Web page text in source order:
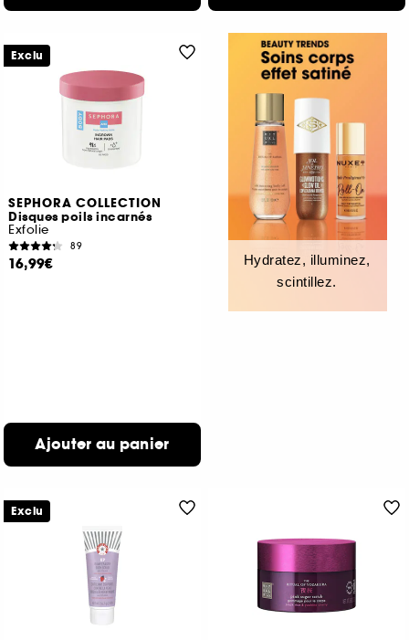
SEPHORA COLLECTION
Disques poils incarnés
Exfolie
89
16,99€
Ajouter au panier
Exclu
Hydratez, illuminez,
scintillez.
Exclu